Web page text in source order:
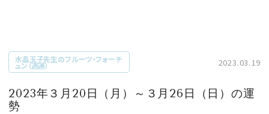
JEWELRY & WATCH
水晶玉子先生のフルーツ・フォーチ
ュン（週運） 2023.03.19
2023年３月20日（月）～３月26日（日）の運
勢